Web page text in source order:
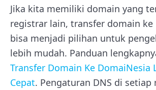
Jika kita memiliki domain yang
registrar lain, transfer domain ke
bisa menjadi pilihan untuk
lebih mudah. Panduan
Transfer Domain Ke DomaiNesia
Cepat. Pengaturan DNS di setiap